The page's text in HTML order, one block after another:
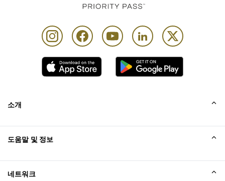
각 트리트먼트 후 트리트먼트 룸/스파 라운저를 1시간 동
무료 청량 음료는 생수, 국화차 및 레몬차로 제한됩니다.
카드 소지자는 별도로 발생한 추가 요금을 모두 결제해야
합니다. 카드 소지자는 위에 포함되지 않은 다른 모든 종
있습니다.
lounge visit entitlement. Customers who pay for lounge
소개
도움말 및 정보
네트워크